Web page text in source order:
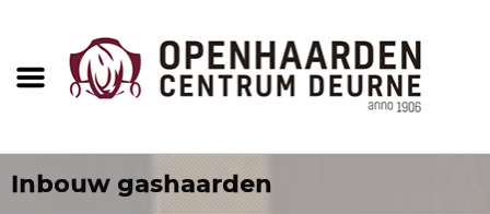
Inbouw gashaarden